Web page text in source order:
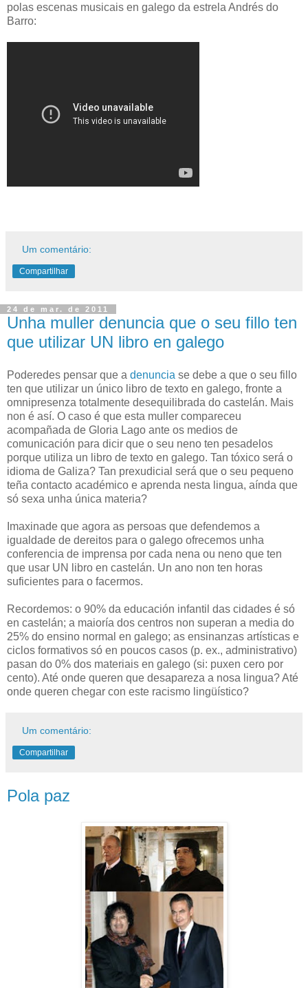
polas escenas musicais en galego da estrela Andrés do
Barro:
Um comentário:
Compartilhar
24 de mar. de 2011
Unha muller denuncia que o seu fillo ten
que utilizar UN libro en galego
Poderedes pensar que a denuncia se debe a que o seu fillo
ten que utilizar un único libro de texto en galego, fronte a
omnipresenza totalmente desequilibrada do castelán. Mais
non é así. O caso é que esta muller compareceu
acompañada de Gloria Lago ante os medios de
comunicación para dicir que o seu neno ten pesadelos
porque utiliza un libro de texto en galego. Tan tóxico será o
idioma de Galiza? Tan prexudicial será que o seu pequeno
teña contacto académico e aprenda nesta lingua, aínda que
só sexa unha única materia?
Imaxinade que agora as persoas que defendemos a
igualdade de dereitos para o galego ofrecemos unha
conferencia de imprensa por cada nena ou neno que ten
que usar UN libro en castelán. Un ano non ten horas
suficientes para o facermos.
Recordemos: o 90% da educación infantil das cidades é só
en castelán; a maioría dos centros non superan a media do
25% do ensino normal en galego; as ensinanzas artísticas e
ciclos formativos só en poucos casos (p. ex., administrativo)
pasan do 0% dos materiais en galego (si: puxen cero por
cento). Até onde queren que desapareza a nosa lingua? Até
onde queren chegar con este racismo lingüístico?
Um comentário:
Compartilhar
Pola paz